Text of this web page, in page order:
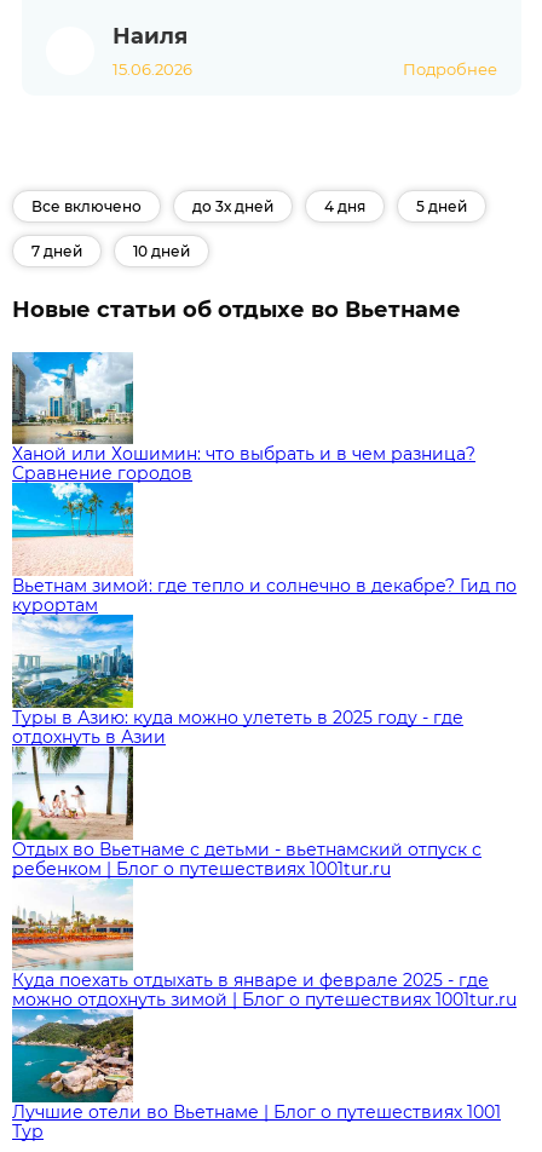
Наиля
15.06.2026 Подробнее
Все включено до 3х дней 4 дня 5 дней
7 дней 10 дней
Новые статьи об отдыхе во Вьетнаме
Ханой или Хошимин: что выбрать и в чем разница?
Сравнение городов
Вьетнам зимой: где тепло и солнечно в декабре? Гид по
курортам
Туры в Азию: куда можно улететь в 2025 году - где
отдохнуть в Азии
Отдых во Вьетнаме с детьми - вьетнамский отпуск с
ребенком | Блог о путешествиях 1001tur.ru
Куда поехать отдыхать в январе и феврале 2025 - где
можно отдохнуть зимой | Блог о путешествиях 1001tur.ru
Лучшие отели во Вьетнаме | Блог о путешествиях 1001
Тур